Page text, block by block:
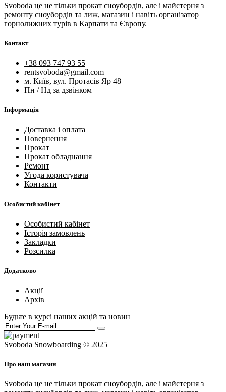
Svoboda це не тільки прокат сноубордів, але і майстерня з
ремонту сноубордів та лиж, магазин і навіть організатор
горнолижних турів в Карпати та Європу.
Контакт
+38 093 747 93 55
rentsvoboda@gmail.com
м. Київ, вул. Протасів Яр 48
Пн / Нд за дзвінком
Інформація
Доставка і оплата
Повернення
Прокат
Прокат обладнання
Ремонт
Угода користувача
Контакти
Особистий кабінет
Особистий кабінет
Історія замовлень
Закладки
Розсилка
Додатково
Акції
Архів
Будьте в курсі наших акцій та новин
Svoboda Snowboarding © 2025
Про наш магазин
Svoboda це не тільки прокат сноубордів, але і майстерня з